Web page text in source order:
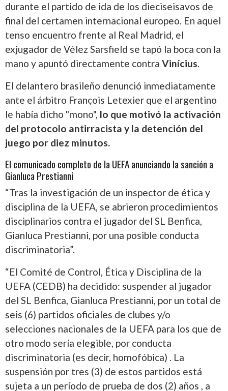
durante el partido de ida de los dieciseisavos de
final del certamen internacional europeo. En aquel
tenso encuentro frente al Real Madrid, el
exjugador de Vélez Sarsfield se tapó la boca con la
mano y apuntó directamente contra Vinícius.
El delantero brasileño denunció inmediatamente
ante el árbitro François Letexier que el argentino
le había dicho "mono", lo que motivó la activación
del protocolo antirracista y la detención del
juego por diez minutos.
El comunicado completo de la UEFA anunciando la sanción a
Gianluca Prestianni
“Tras la investigación de un inspector de ética y
disciplina de la UEFA, se abrieron procedimientos
disciplinarios contra el jugador del SL Benfica,
Gianluca Prestianni, por una posible conducta
discriminatoria”.
“El Comité de Control, Ética y Disciplina de la
UEFA (CEDB) ha decidido: suspender al jugador
del SL Benfica, Gianluca Prestianni, por un total de
seis (6) partidos oficiales de clubes y/o
selecciones nacionales de la UEFA para los que de
otro modo sería elegible, por conducta
discriminatoria (es decir, homofóbica) . La
suspensión por tres (3) de estos partidos está
sujeta a un período de prueba de dos (2) años , a